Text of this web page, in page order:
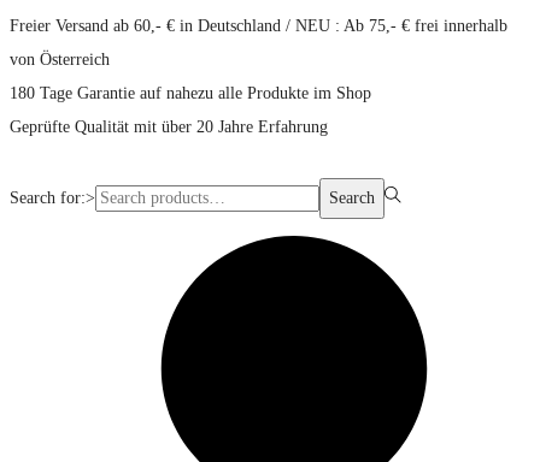
Freier Versand ab 60,- € in Deutschland / NEU : Ab 75,- € frei innerhalb
von Österreich
180 Tage Garantie auf nahezu alle Produkte im Shop
Geprüfte Qualität mit über 20 Jahre Erfahrung
Search for:> Search